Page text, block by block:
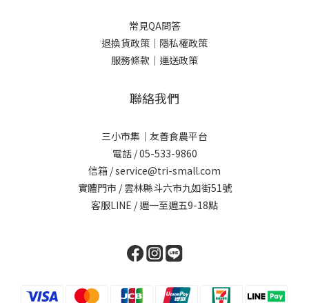
常見QA問答
退換貨政策｜ 隱私權政策
服務條款｜ 運送政策
聯絡我們
三小市集｜友善食農平台
電話 / 05-533-9860
信箱 / service@tri-small.com
實體門市 / 雲林縣斗六市九如街51號
客服LINE / 週一至週五9-18點